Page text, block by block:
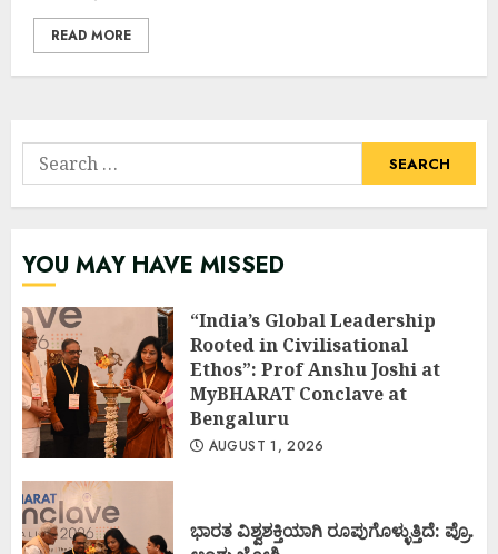
READ MORE
Search
for:
YOU MAY HAVE MISSED
“India’s Global Leadership
Rooted in Civilisational
Ethos”: Prof Anshu Joshi at
MyBHARAT Conclave at
Bengaluru
AUGUST 1, 2026
ಭಾರತ ವಿಶ್ವಶಕ್ತಿಯಾಗಿ ರೂಪುಗೊಳ್ಳುತ್ತಿದೆ: ಪ್ರೊ.